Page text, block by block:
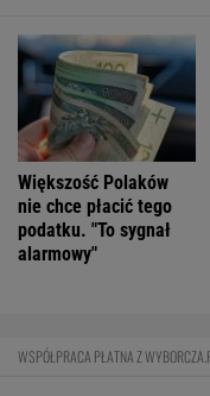
Większość Polaków
nie chce płacić tego
podatku. "To sygnał
alarmowy"
WSPÓŁPRACA PŁATNA Z